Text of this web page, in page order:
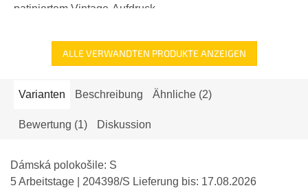
patiniertem Vintage-Aufdruck...
ALLE VERWANDTEN PRODUKTE ANZEIGEN
Varianten Beschreibung Ähnliche (2)
Bewertung (1) Diskussion
Dámská polokošile: S
5 Arbeitstage
| 204398/S Lieferung bis: 17.08.2026